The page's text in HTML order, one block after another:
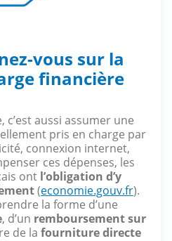
vous sur la
financière
c’est aussi assumer une
pris en charge par
connexion internet,
ces dépenses, les
ont l’obligation d’y
(economie.gouv.fr).
la forme d’une
, d’un remboursement sur
de la fourniture directe